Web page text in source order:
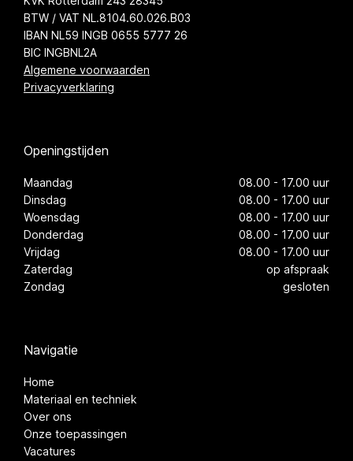
BTW / VAT NL.8104.60.026.B03
IBAN NL59 INGB 0655 5777 26
BIC INGBNL2A
Algemene voorwaarden
Privacyverklaring
Openingstijden
Maandag
08.00 - 17.00 uur
Dinsdag
08.00 - 17.00 uur
Woensdag
08.00 - 17.00 uur
Donderdag
08.00 - 17.00 uur
Vrijdag
08.00 - 17.00 uur
Zaterdag
op afspraak
Zondag
gesloten
Navigatie
Home
Materiaal en techniek
Over ons
Onze toepassingen
Vacatures